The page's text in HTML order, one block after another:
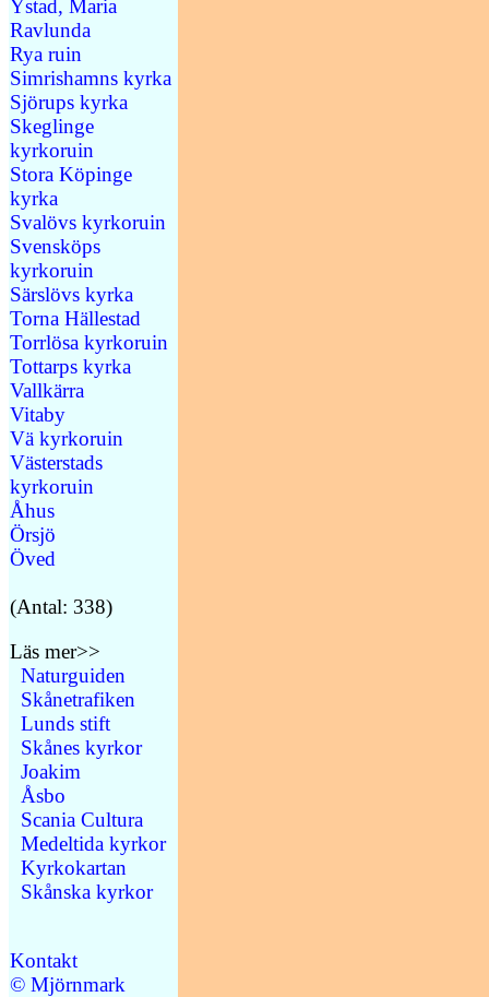
Ystad, Maria
Ravlunda
Rya ruin
Simrishamns kyrka
Sjörups kyrka
Skeglinge
kyrkoruin
Stora Köpinge
kyrka
Svalövs kyrkoruin
Svensköps
kyrkoruin
Särslövs kyrka
Torna Hällestad
Torrlösa kyrkoruin
Tottarps kyrka
Vallkärra
Vitaby
Vä kyrkoruin
Västerstads
kyrkoruin
Åhus
Örsjö
Öved
(Antal: 338)
Läs mer>>
Naturguiden
Skånetrafiken
Lunds stift
Skånes kyrkor
Joakim
Åsbo
Scania Cultura
Medeltida kyrkor
Kyrkokartan
Skånska kyrkor
Kontakt
© Mjörnmark